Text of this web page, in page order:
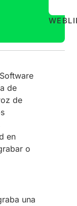
WEB
de
de
en
o
una